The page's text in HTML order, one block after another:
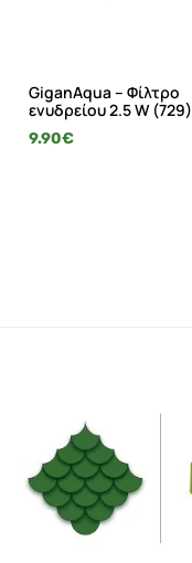
GiganAqua – Φίλτρο
ενυδρείου 2.5 W (729)
9.90€